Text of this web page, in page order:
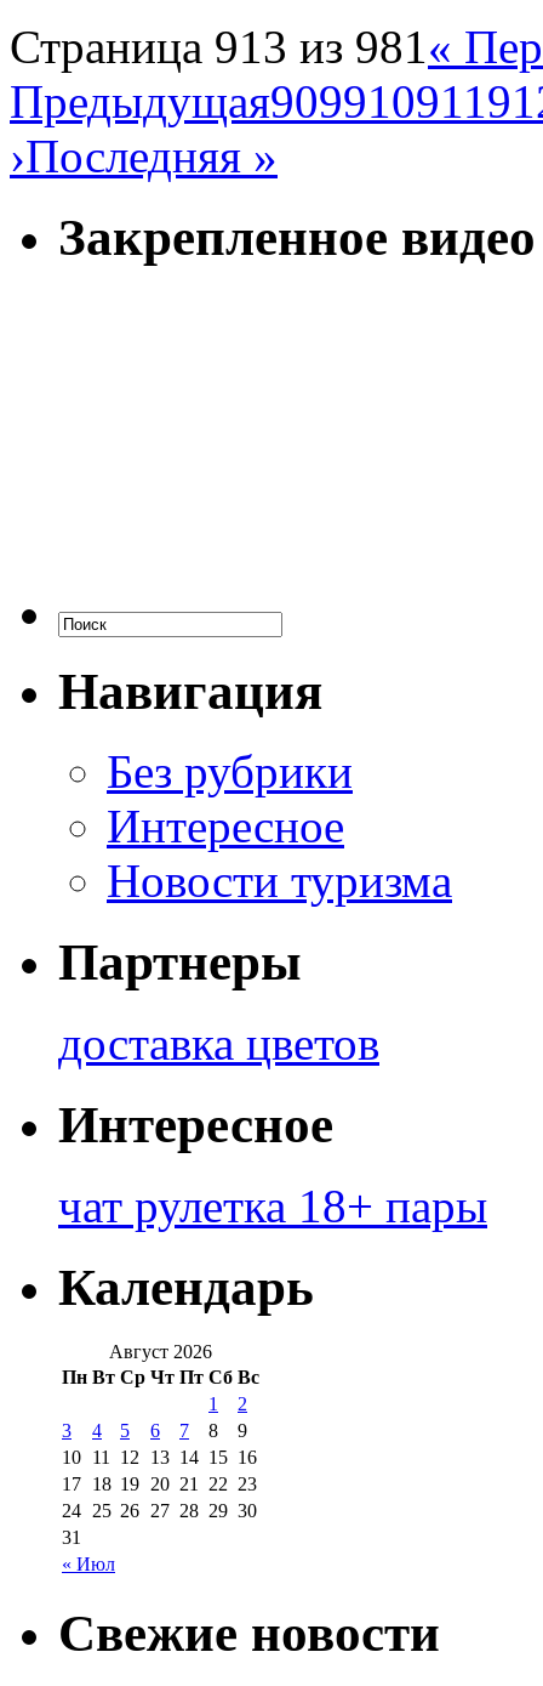
Страница 913 из 981«
Предыдущая909910911
›Последняя »
Закрепленное видео
Навигация
Без рубрики
Интересное
Новости туризма
Партнеры
доставка цветов
Интересное
чат рулетка 18+ пары
Календарь
Август 2026
Пн Вт Ср Чт Пт Сб Вс
« Июл
1
2
3
4 5 6 7 8
9
10 11 12 13 14 15 16
17 18 19 20 21 22 23
24 25 26 27 28 29 30
31
Свежие новости